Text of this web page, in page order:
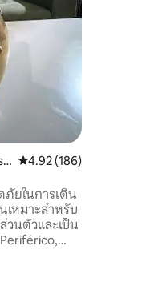
คะแนนเฉลี่ย 4.92 จาก
4.92 (186)
ยในการเดิน
เหมาะสำหรับ
วนตัวและเป็น
to move in
Puebla,
VW,